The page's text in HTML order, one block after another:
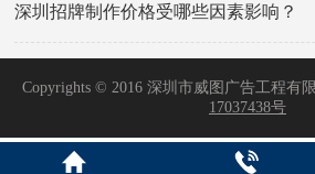
深圳招牌制作价格受哪些因素影响？
Copyrights © 2016 深圳市威图广告工程有
17037438号